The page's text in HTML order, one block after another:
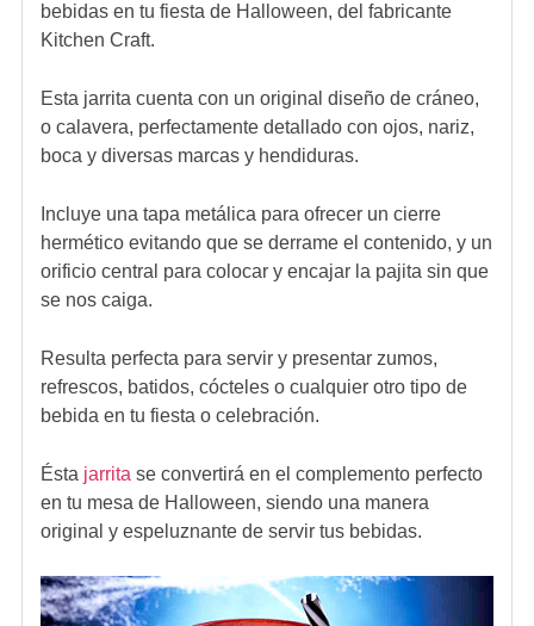
bebidas en tu fiesta de Halloween, del fabricante
Kitchen Craft.
Esta jarrita cuenta con un original diseño de cráneo,
o calavera, perfectamente detallado con ojos, nariz,
boca y diversas marcas y hendiduras.
Incluye una tapa metálica para ofrecer un cierre
hermético evitando que se derrame el contenido, y un
orificio central para colocar y encajar la pajita sin que
se nos caiga.
Resulta perfecta para servir y presentar zumos,
refrescos, batidos, cócteles o cualquier otro tipo de
bebida en tu fiesta o celebración.
Ésta jarrita se convertirá en el complemento perfecto
en tu mesa de Halloween, siendo una manera
original y espeluznante de servir tus bebidas.